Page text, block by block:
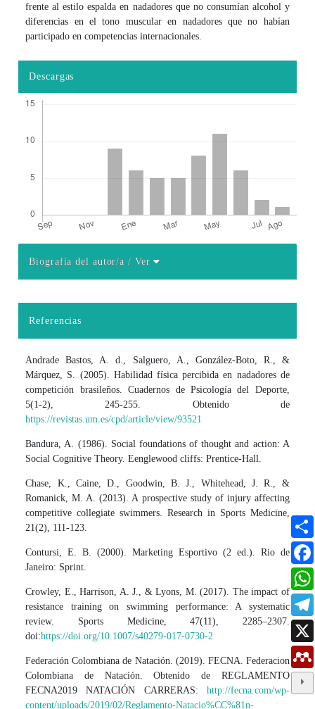
frente al estilo espalda en nadadores que no consumían alcohol y
diferencias en el tono muscular en nadadores que no habían
participado en competencias internacionales.
Descargas
Biografía del autor/a/ Ver
Referencias
Andrade Bastos, A. d., Salguero, A., González-Boto, R., &
Márquez, S. (2005). Habilidad física percibida en nadadores de
competición brasileños. Cuadernos de Psicología del Deporte,
5(1-2), 245-255. Obtenido de
https://revistas.um.es/cpd/article/view/93521
Bandura, A. (1986). Social foundations of thought and action: A
Social Cognitive Theory. Eenglewood cliffs: Prentice-Hall.
Chase, K., Caine, D., Goodwin, B. J., Whitehead, J. R., &
Romanick, M. A. (2013). A prospective study of injury affecting
competitive collegiate swimmers. Research in Sports Medicine,
21(2), 111-123.
Contursi, E. B. (2000). Marketing Esportivo (2 ed.). Rio de
Janeiro: Sprint.
Crowley, E., Harrison, A. J., & Lyons, M. (2017). The impact of
resistance training on swimming performance: A systematic
review. Sports Medicine, 47(11), 2285–2307.
doi:https://doi.org/10.1007/s40279-017-0730-2
Federación Colombiana de Natación. (2019). FECNA. Federacion
Colombiana de Natación. Obtenido de REGLAMENTO
FECNA2019 NATACIÓN CARRERAS: http://fecna.com/wp-
content/uploads/2019/02/Reglamento-Natacio%CC%81n-